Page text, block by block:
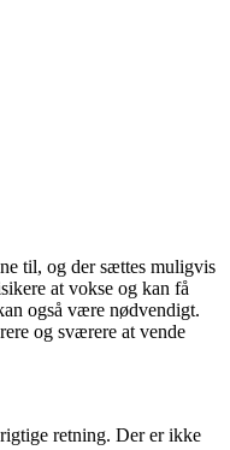
til, og der sættes muligvis
at vokse og kan få
også være nødvendigt.
og sværere at vende
retning. Der er ikke